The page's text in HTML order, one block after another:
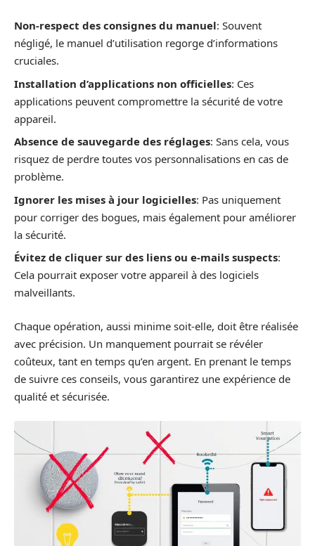
Non-respect des consignes du manuel: Souvent
négligé, le manuel d’utilisation regorge d’informations
cruciales.
Installation d’applications non officielles: Ces
applications peuvent compromettre la sécurité de votre
appareil.
Absence de sauvegarde des réglages: Sans cela, vous
risquez de perdre toutes vos personnalisations en cas de
problème.
Ignorer les mises à jour logicielles: Pas uniquement
pour corriger des bogues, mais également pour améliorer
la sécurité.
Évitez de cliquer sur des liens ou e-mails suspects:
Cela pourrait exposer votre appareil à des logiciels
malveillants.
Chaque opération, aussi minime soit-elle, doit être réalisée
avec précision. Un manquement pourrait se révéler
coûteux, tant en temps qu’en argent. En prenant le temps
de suivre ces conseils, vous garantirez une expérience de
qualité et sécurisée.